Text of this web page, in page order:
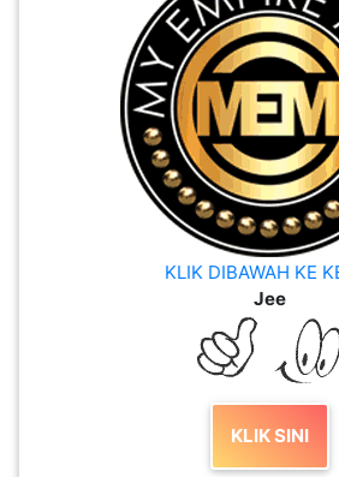
KLIK DIBAWAH KE
Jee
KLIK SINI